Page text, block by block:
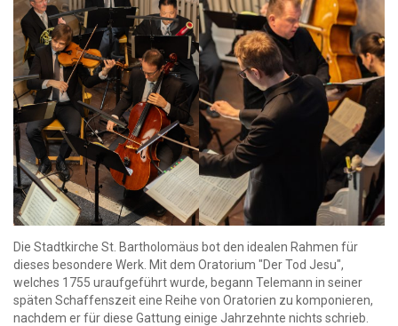
Die Stadtkirche St. Bartholomäus bot den idealen Rahmen für
dieses besondere Werk. Mit dem Oratorium "Der Tod Jesu",
welches 1755 uraufgeführt wurde, begann Telemann in seiner
späten Schaffenszeit eine Reihe von Oratorien zu komponieren,
nachdem er für diese Gattung einige Jahrzehnte nichts schrieb.